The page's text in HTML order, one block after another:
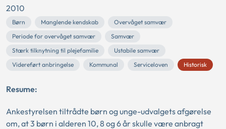
2010
Børn Manglende kendskab
Overvåget samvær
Periode for overvåget samvær
Samvær
Stærk tilknytning til plejefamilie
Ustabile samvær
Videreført anbringelse
Kommunal Serviceloven Historisk
Resume:
Ankestyrelsen tiltrådte børn og unge-udvalgets afgørelse
om, at 3 børn i alderen 10, 8 og 6 år skulle være anbragt